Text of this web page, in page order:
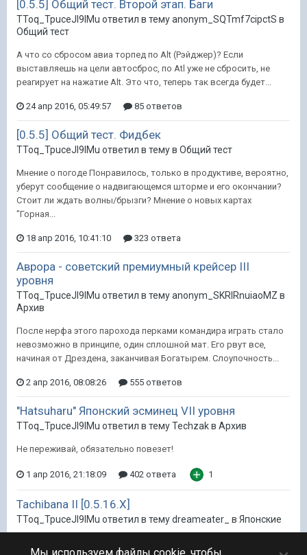
[0.5.5] Общий тест. Второй этап. Баги
TToq_TpuceJI9IMu ответил в тему anonym_SQTmf7cipctS в
Общий тест
А что со сбросом авиа торпед по Alt (Рэйджер)? Если
выставляешь на цели автосброс, по Atl уже не сбросить, не
реагирует на нажатие Alt. Это что, теперь так всегда будет...
24 апр 2016, 05:49:57 85 ответов
[0.5.5] Общий тест. Фидбек
TToq_TpuceJI9IMu ответил в тему в Общий тест
Мнение о погоде Понравилось, только в продуктиве, вероятно,
уберут сообщение о надвигающемся шторме и его окончании?
Стоит ли ждать волны/брызги? Мнение о новых картах
"Горная...
18 апр 2016, 10:41:10 323 ответа
Аврора - советский премиумный крейсер III
уровня
TToq_TpuceJI9IMu ответил в тему anonym_SKRIRnuiaoMZ в
Архив
После нерфа этого парохода перками командира играть стало
невозможно в принципе, один сплошной мат. Его рвут все,
начиная от Дрездена, заканчивая Богатырем. Слоупочность...
2 апр 2016, 08:08:26 555 ответов
"Hatsuharu" Японский эсминец VII уровня
TToq_TpuceJI9IMu ответил в тему Techzak в Архив
Не переживай, обязательно повезет!
1 апр 2016, 21:18:09 402 ответа 1
Tachibana II [0.5.16.X]
TToq_TpuceJI9IMu ответил в тему dreameater_ в Японские